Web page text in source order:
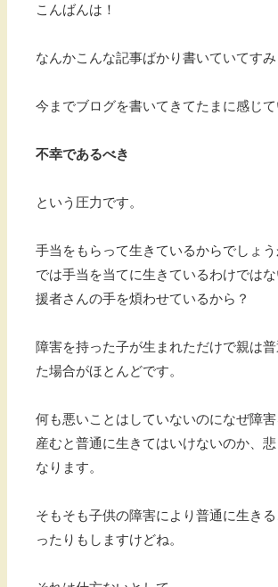
こんばんは！
なんかこんな記事ばかり書いていてすみ
今までブログを書いてきてたまに感じ
不幸であるべき
という圧力です。
手当をもらって生きているからでしょ
では手当を当てに生きているわけでは
援者さんの手を煩わせているから？
障害を持った子が生まれただけで親は
た場合がほとんどです。
何も悪いことはしていないのになぜ障
産むと普通に生きてはいけないのか、
なります。
そもそも子供の障害により普通に生き
ったりもしますけどね。